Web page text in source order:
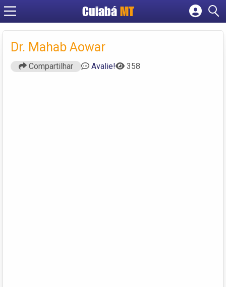
Cuiabá MT
Cadastrar empresa
Criar conta
Dr. Mahab Aowar
Compartilhar Avalie! 358